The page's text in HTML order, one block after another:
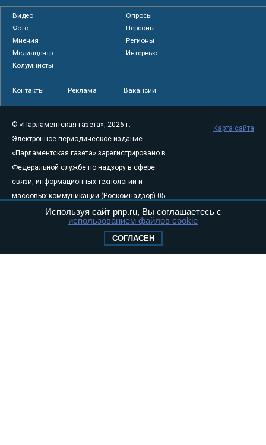
Видео
Опросы
Фото
Персоны
Мнения
Регионы
Медиацентр
Интервью
Колумнисты
Контакты Реклама Вакансии
© «Парламентская газета», 2026 г.
Электронное периодическое издание
«Парламентская газета» зарегистрировано в
Федеральной службе по надзору в сфере
связи, информационных технологий и
массовых коммуникаций (Роскомнадзор) 05
августа 2011 года. 18+
Свидетельство о регистрации Эл № ФС77-
Учредитель — АНО «Парламентская газета»
Карта сайта
Используя сайт pnp.ru, Вы соглашаетесь с
использованием файлов cookie
СОГЛАСЕН